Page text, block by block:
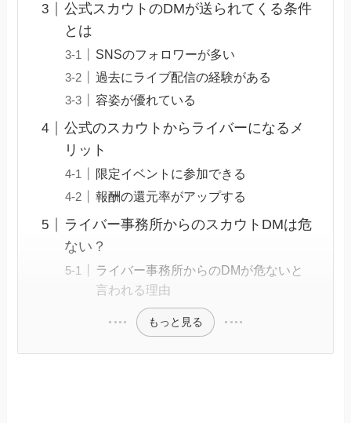
公式スカウトのDMが送られてくる条件
とは
SNSのフォロワーが多い
過去にライブ配信の経験がある
容姿が優れている
公式のスカウトからライバーになるメ
リット
限定イベントに参加できる
報酬の還元率がアップする
ライバー事務所からのスカウトDMは危
ない？
ライバー事務所からのDMが危ないと
言われる理由
もっと見る